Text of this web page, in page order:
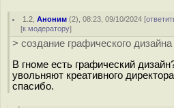
1.2 ,Аноним (2), 08:23, 09/10/2024 [
[к модератору]
> создание графического дизайна
В гноме есть графический
увольняют креативного
спасибо.